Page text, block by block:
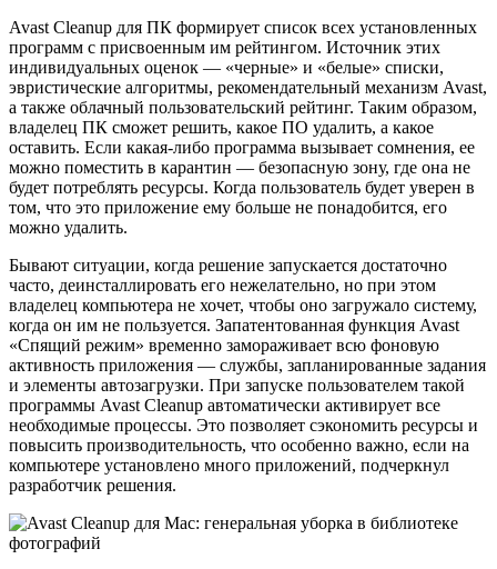
Avast Cleanup для ПК формирует список всех установленных
программ с присвоенным им рейтингом. Источник этих
индивидуальных оценок — «черные» и «белые» списки,
эвристические алгоритмы, рекомендательный механизм Avast,
а также облачный пользовательский рейтинг. Таким образом,
владелец ПК сможет решить, какое ПО удалить, а какое
оставить. Если какая-либо программа вызывает сомнения, ее
можно поместить в карантин — безопасную зону, где она не
будет потреблять ресурсы. Когда пользователь будет уверен в
том, что это приложение ему больше не понадобится, его
можно удалить.
Бывают ситуации, когда решение запускается достаточно
часто, деинсталлировать его нежелательно, но при этом
владелец компьютера не хочет, чтобы оно загружало систему,
когда он им не пользуется. Запатентованная функция Avast
«Спящий режим» временно замораживает всю фоновую
активность приложения — службы, запланированные задания
и элементы автозагрузки. При запуске пользователем такой
программы Avast Cleanup автоматически активирует все
необходимые процессы. Это позволяет сэкономить ресурсы и
повысить производительность, что особенно важно, если на
компьютере установлено много приложений, подчеркнул
разработчик решения.